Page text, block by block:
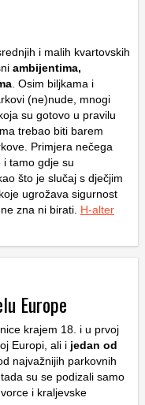
i malih kvartovskih
ambijentima,
. Osim biljkama i
(ne)nude, mnogi
su gotovo u pravilu
trebao biti barem
Primjera nečega
tamo gdje su
kao što je slučaj s dječjim
ugrožava sigurnost
zna ni birati. H-alter
Europe
krajem 18. i u prvoj
Europi, ali i jedan od
najvažnijih parkovnih
su se podizali samo
i kraljevske